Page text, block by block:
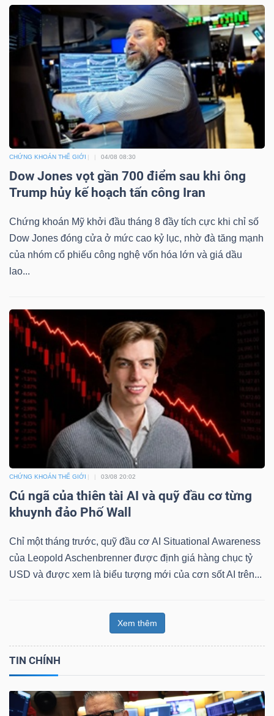
CHỨNG KHOÁN THẾ GIỚI 04/08 08:30
Dow Jones vọt gần 700 điểm sau khi ông
Trump hủy kế hoạch tấn công Iran
Chứng khoán Mỹ khởi đầu tháng 8 đầy tích cực khi chỉ số
Dow Jones đóng cửa ở mức cao kỷ lục, nhờ đà tăng mạnh
của nhóm cổ phiếu công nghệ vốn hóa lớn và giá dầu
lao...
CHỨNG KHOÁN THẾ GIỚI 03/08 20:02
Cú ngã của thiên tài AI và quỹ đầu cơ từng
khuynh đảo Phố Wall
Chỉ một tháng trước, quỹ đầu cơ AI Situational Awareness
của Leopold Aschenbrenner được định giá hàng chục tỷ
USD và được xem là biểu tượng mới của cơn sốt AI trên...
Xem thêm
TIN CHÍNH